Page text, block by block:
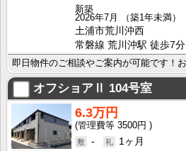
新築
2026年7月
（築1年未満）
土浦市荒川沖西
常磐線 荒川沖駅 徒歩7分
オフショアⅡ 104号室
6.3万円
3500円
-
1ヶ月